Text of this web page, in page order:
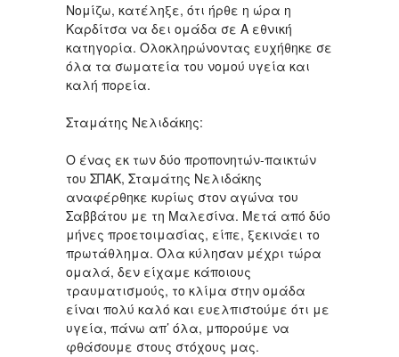
Νομίζω, κατέληξε, ότι ήρθε η ώρα η
Καρδίτσα να δει ομάδα σε Α εθνική
κατηγορία. Ολοκληρώνοντας ευχήθηκε σε
όλα τα σωματεία του νομού υγεία και
καλή πορεία.
Σταμάτης Νελιδάκης:
Ο ένας εκ των δύο προπονητών-παικτών
του ΣΠΑΚ, Σταμάτης Νελιδάκης
αναφέρθηκε κυρίως στον αγώνα του
Σαββάτου με τη Μαλεσίνα. Μετά από δύο
μήνες προετοιμασίας, είπε, ξεκινάει το
πρωτάθλημα. Όλα κύλησαν μέχρι τώρα
ομαλά, δεν είχαμε κάποιους
τραυματισμούς, το κλίμα στην ομάδα
είναι πολύ καλό και ευελπιστούμε ότι με
υγεία, πάνω απ’ όλα, μπορούμε να
φθάσουμε στους στόχους μας.